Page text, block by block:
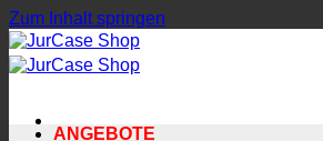
Zum Inhalt springen
ANGEBOTE